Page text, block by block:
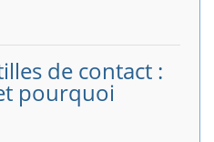
de contact :
pourquoi